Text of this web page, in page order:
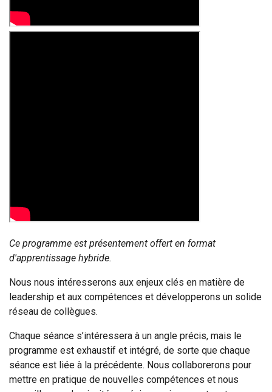
Ce programme est présentement offert en format
d'apprentissage hybride.
Nous nous intéresserons aux enjeux clés en matière de
leadership et aux compétences et développerons un solide
réseau de collègues.
Chaque séance s’intéressera à un angle précis, mais le
programme est exhaustif et intégré, de sorte que chaque
séance est liée à la précédente. Nous collaborerons pour
mettre en pratique de nouvelles compétences et nous